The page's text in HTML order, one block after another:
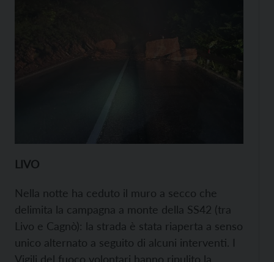
LIVO
Nella notte ha ceduto il muro a secco che
delimita la campagna a monte della SS42 (tra
Livo e Cagnò): la strada è stata riaperta a senso
unico alternato a seguito di alcuni interventi. I
Vigili del fuoco volontari hanno ripulito la